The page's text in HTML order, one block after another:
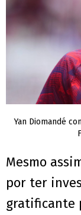
Yan Diomandé
Mesmo
por ter
gratificante